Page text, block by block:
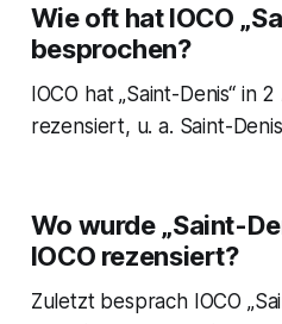
Wie oft hat IOCO
besprochen?
IOCO hat „Saint-Denis“ in
rezensiert, u. a. Saint-
Wo wurde „Saint-
IOCO rezensiert?
Zuletzt besprach IOCO